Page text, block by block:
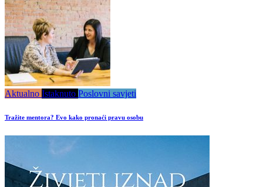
Aktualno Istaknuto Poslovni savjeti
Tražite mentora? Evo kako pronaći pravu osobu